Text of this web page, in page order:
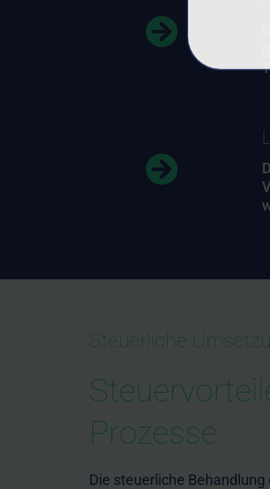
Steuerliche
Prozesse
Die steuerliche